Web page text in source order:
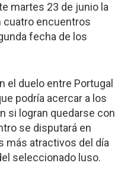
martes 23 de junio la
cuatro encuentros
fecha de los
el duelo entre Portugal
podría acercar a los
si logran quedarse con
se disputará en
más atractivos del día
seleccionado luso.